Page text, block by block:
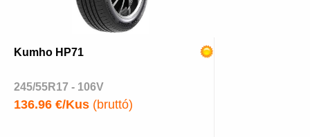
Kumho HP71
245/55R17 - 106V
136.96 €/Kus (bruttó)